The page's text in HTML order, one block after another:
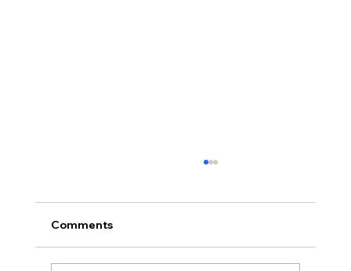
• 서대석 목자 단기 선교 8월 1일부터 13일까지
이스라엘 단기 선교를 다녀옵니다. 관심과 기도
부탁 드립니다. • 가정교회 평신도 세미나 등록
평신도 세미나가 어스틴 늘푸른교회에서 9월 25
Comments